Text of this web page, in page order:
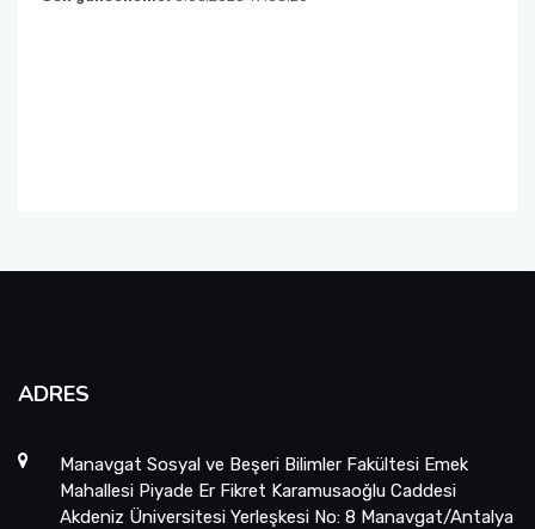
ADRES
Manavgat Sosyal ve Beşeri Bilimler Fakültesi Emek
Mahallesi Piyade Er Fikret Karamusaoğlu Caddesi
Akdeniz Üniversitesi Yerleşkesi No: 8 Manavgat/Antalya